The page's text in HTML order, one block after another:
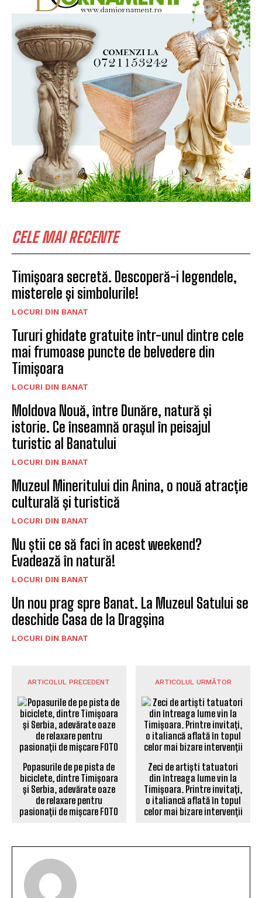
CELE MAI RECENTE
Timișoara secretă. Descoperă-i legendele,
misterele și simbolurile!
LOCURI DIN BANAT
Tururi ghidate gratuite într-unul dintre cele
mai frumoase puncte de belvedere din
Timișoara
LOCURI DIN BANAT
Moldova Nouă, între Dunăre, natură și
istorie. Ce înseamnă orașul în peisajul
turistic al Banatului
LOCURI DIN BANAT
Muzeul Mineritului din Anina, o nouă atracție
culturală și turistică
LOCURI DIN BANAT
Nu știi ce să faci în acest weekend?
Evadează în natură!
LOCURI DIN BANAT
Un nou prag spre Banat. La Muzeul Satului se
deschide Casa de la Dragșina
LOCURI DIN BANAT
ARTICOLUL PRECEDENT
Popasurile de pe pista de
biciclete, dintre Timișoara
și Serbia, adevărate oaze
de relaxare pentru
pasionații de mișcare FOTO
ARTICOLUL URMĂTOR
Zeci de artiști tatuatori
din întreaga lume vin la
Timișoara. Printre invitați,
o italiancă aflată în topul
celor mai bizare intervenții